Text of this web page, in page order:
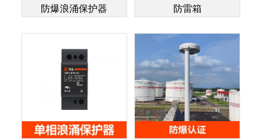
防爆浪涌保护器 防雷箱